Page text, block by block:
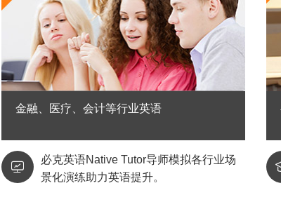
金融、医疗、会计等行业英语

必克英语Native Tutor导师模拟各行业场
景化演练助力英语提升。